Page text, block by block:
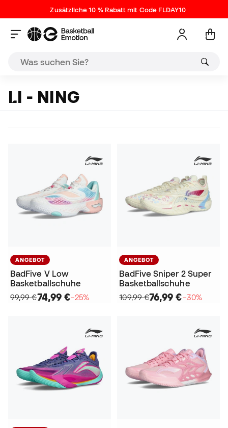
Zusätzliche 10 % Rabatt mit Code FLDAY10
LI - NING
ANGEBOT
BadFive V Low
Basketballschuhe
99,99 €74,99 €−25%
ANGEBOT
BadFive Sniper 2 Super
Basketballschuhe
109,99 €76,99 €−30%